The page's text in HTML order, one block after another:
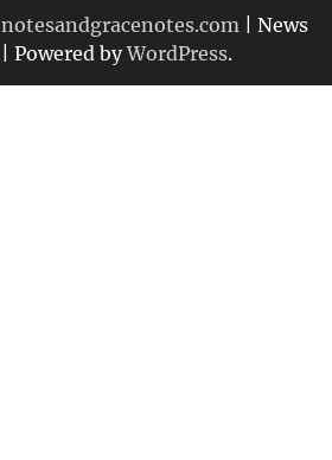
notesandgracenotes.com | News
| Powered byWordPress.